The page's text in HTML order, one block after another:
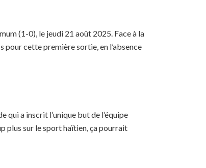
(1-0), le jeudi 21 août 2025. Face à la
pour cette première sortie, en l’absence
qui a inscrit l’unique but de l’équipe
plus sur le sport haïtien, ça pourrait